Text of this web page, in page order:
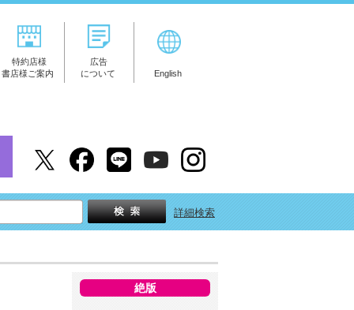
特約店様
書店様ご案内
広告
について
English
詳細検索
絶版